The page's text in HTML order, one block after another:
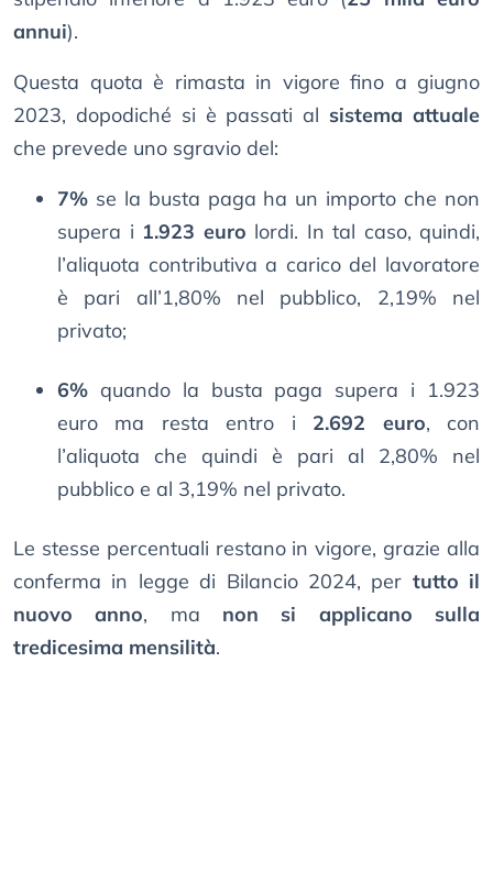
annui).
Questa quota è rimasta in vigore fino a giugno
2023, dopodiché si è passati al sistema attuale
che prevede uno sgravio del:
7% se la busta paga ha un importo che non
supera i 1.923 euro lordi. In tal caso, quindi,
l’aliquota contributiva a carico del lavoratore
è pari all’1,80% nel pubblico, 2,19% nel
privato;
6% quando la busta paga supera i 1.923
euro ma resta entro i 2.692 euro, con
l’aliquota che quindi è pari al 2,80% nel
pubblico e al 3,19% nel privato.
Le stesse percentuali restano in vigore, grazie alla
conferma in legge di Bilancio 2024, per tutto il
nuovo anno, ma non si applicano sulla
tredicesima mensilità.